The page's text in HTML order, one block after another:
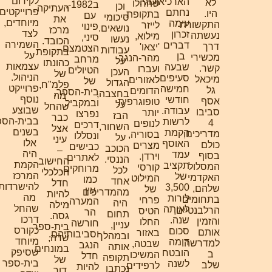
התקשורת
נעשתה
מכשירי
קשר.
מיכאל
אסף
סביבו
מדריכים,
כולם
בסוף
המסלול
האקדמי
שלהם,
בתחומים
הרלבנטיים,
והזמין
אותם
למדרשה.
נחתם
עימה
זכרון
דברים
בן
שבעה
סעיפים.
חמישה
חודשי
עבודה.
לרשות
הקמת
האוסף
עמד
תקציב
של
3,500
לירות
לאותה
שנה.
סכום
דומה
הובטח
לשנה
שהחלו
בתקופת
לייזר
מילוא,
'יצאו'
מהר-הנגב
ועברו
לאזורים
הדומים
טופוגרפית
יותר
לנופים
בסוריה,
מצרים
וירדן.
קורסי
המילוּט
של
פרחי
הטיס
החלו
באזור
שבטה,
המשיכו
לרפידים,
וכן
סיכומי
נושאים.
נעשו
עבודות
על
העכן
הגדול
בחצבה,
על
הבז
השחור,
על
הכוכב
הננסי.
לכל
אחד
מהמדריכים
היה
תחום
עניין,
ובמהלך
אותה
תקופה
נכתבו
ב1982-,
עם
פינוי
סיני,
הצטמצם
מרחב
הטיולים
של
בית-הספר,
ובמקביל
נפרצו
דרכים
ונסללו
כבישים
לאתרים
מרוחקים,
כמו
עין
המערה,
הר
חורשה
וסביבותיהם.
הנגב
חדל
להיות
העתיקה
מרכז
הכובד.
בתקופת
כהונתו
של
פלמ"ח,
מה
שהחל
כבר
אצל
עיני
–
החישוב
הכלכלי
חדל
להיות
מילה
גסה.
בית-ספר
שדה,
במונחים
של
פרוייקטים
מיוחדים,
לצד
השמירה
על
עצמאות
הניהול.
פרוייקט
נוסף
שבוצע
בבית-הספר
בשנים
אלו
הקמת
המרכז
להישרדות.
מה
שהחל
דרכו
כקורס
מיוחד
שסיפק
בית-ספר